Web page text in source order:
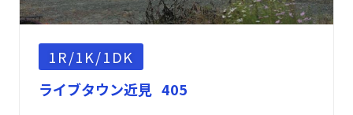
1R/1K/1DK
ライブタウン近見 405